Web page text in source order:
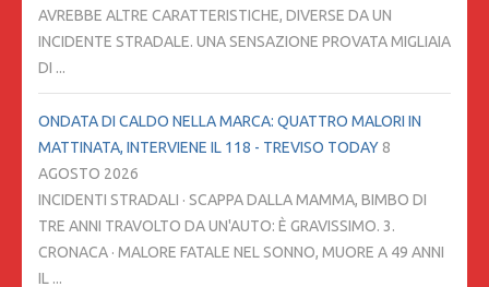
AVREBBE ALTRE CARATTERISTICHE, DIVERSE DA UN
INCIDENTE STRADALE. UNA SENSAZIONE PROVATA MIGLIAIA
DI ...
ONDATA DI CALDO NELLA MARCA: QUATTRO MALORI IN
MATTINATA, INTERVIENE IL 118 - TREVISO TODAY8
AGOSTO 2026
INCIDENTI STRADALI · SCAPPA DALLA MAMMA, BIMBO DI
TRE ANNI TRAVOLTO DA UN'AUTO: È GRAVISSIMO. 3.
CRONACA · MALORE FATALE NEL SONNO, MUORE A 49 ANNI
IL ...